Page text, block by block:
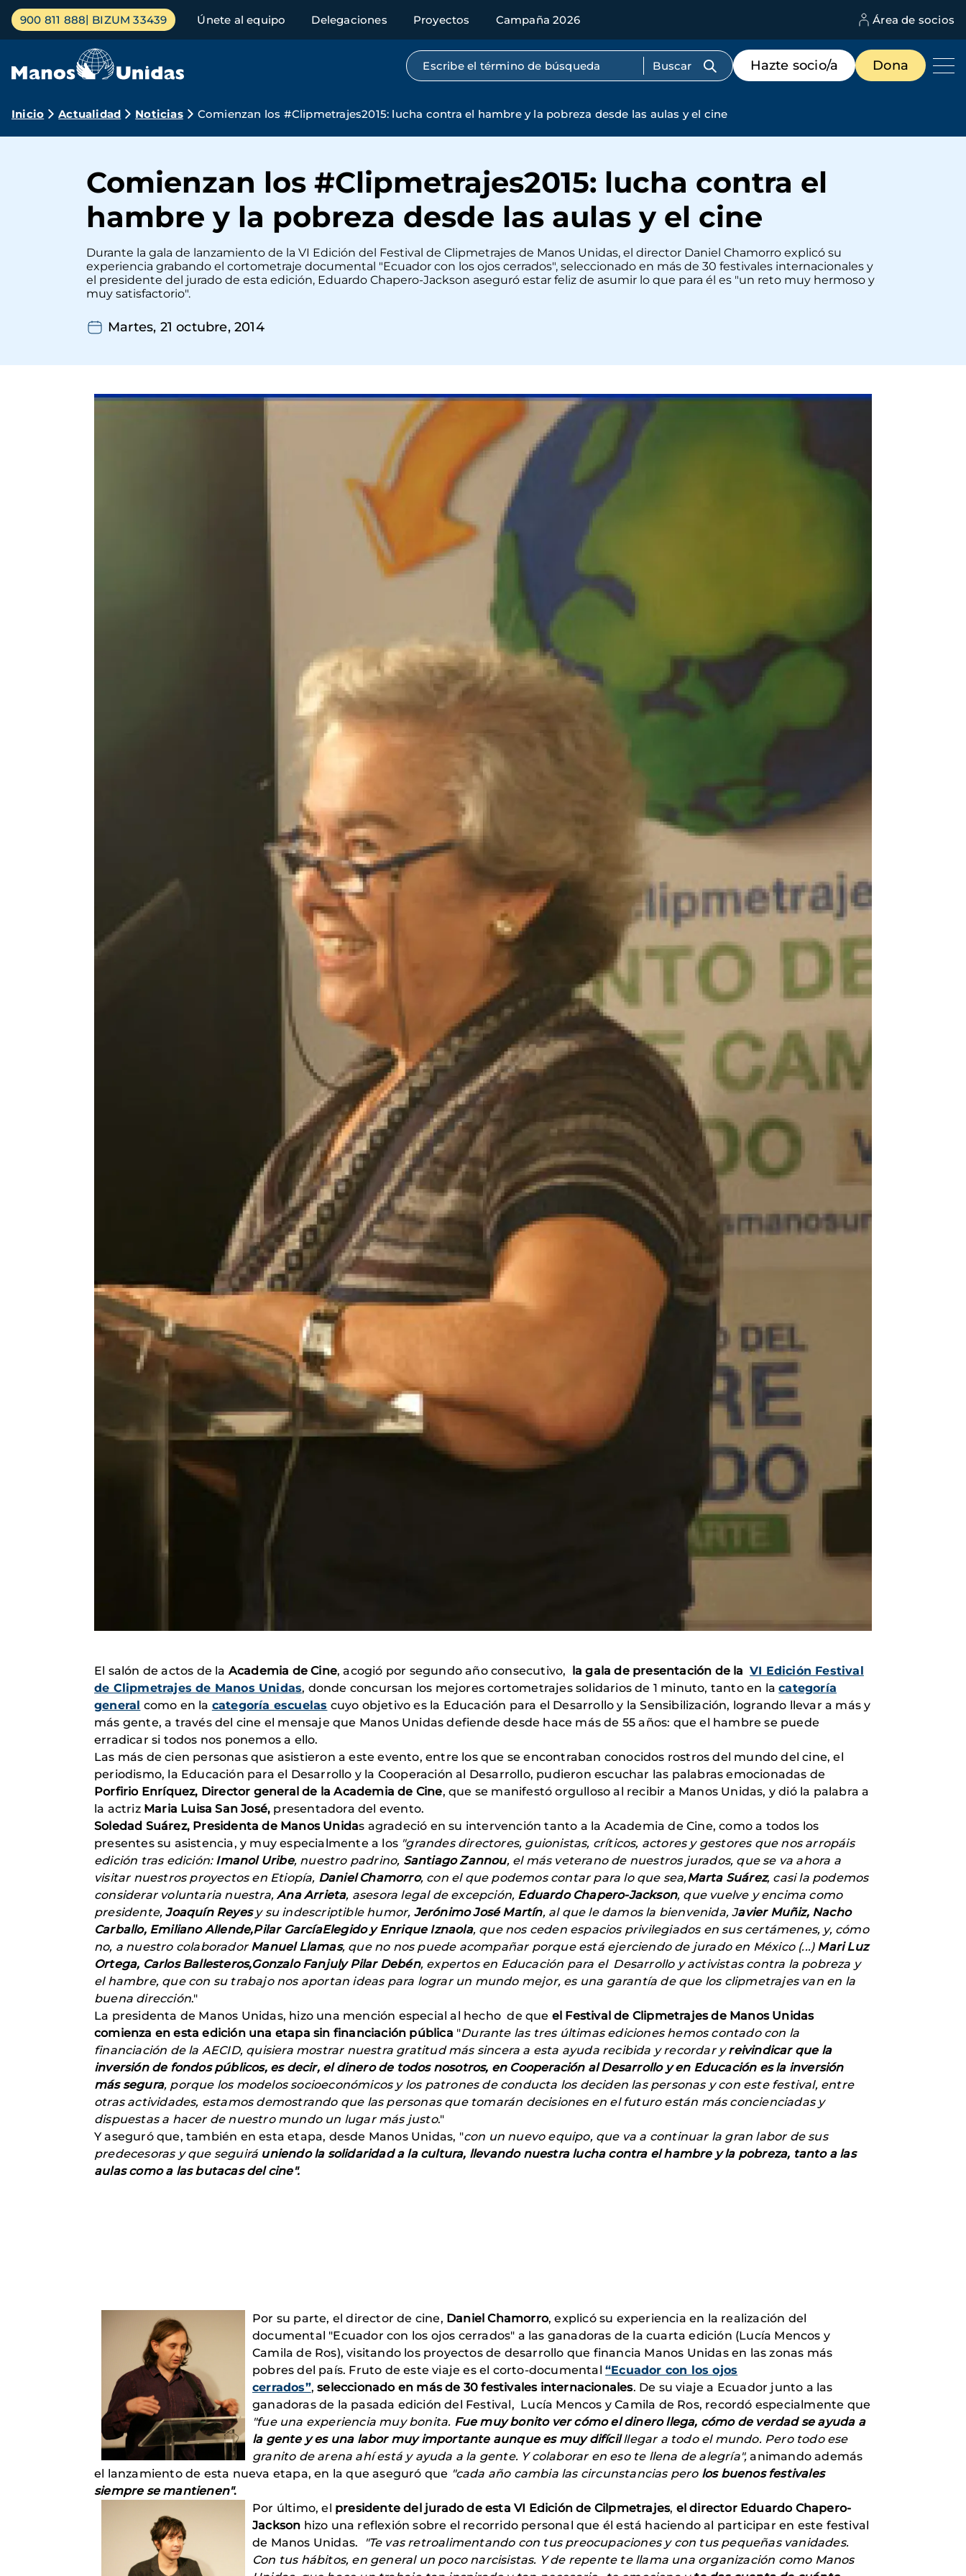
Pasar
contenido
Menú
principal
900 811 888 BIZUM 33439 Únete al equipo Delegaciones Proyectos Campaña 2026 Área de socios
Búsqueda por texto completo
Menú
de
destacados
Hazte socio/a Dona
Ruta
navegación
Inicio Actualidad Noticias Comienzan los #Clipmetrajes2015: lucha contra el hambre y la pobreza desde las aulas y el cine
Comienzan los #Clipmetrajes2015: lucha contra el
hambre y la pobreza desde las aulas y el cine
Durante la gala de lanzamiento de la VI Edición del Festival de Clipmetrajes de Manos Unidas, el director Daniel Chamorro explicó su
experiencia grabando el cortometraje documental "Ecuador con los ojos cerrados", seleccionado en más de 30 festivales internacionales y
el presidente del jurado de esta edición, Eduardo Chapero-Jackson aseguró estar feliz de asumir lo que para él es "un reto muy hermoso y
muy satisfactorio".
Martes, 21 octubre, 2014
El salón de actos de la Academia de Cine, acogió por segundo año consecutivo, la gala de presentación de la VI Edición Festival
de Clipmetrajes de Manos Unidas, donde concursan los mejores cortometrajes solidarios de 1 minuto, tanto en lacategoría
general como en la categoría escuelas cuyo objetivo es la Educación para el Desarrollo y la Sensibilización, logrando llevar a más y
más gente, a través del cine el mensaje que Manos Unidas defiende desde hace más de 55 años: que el hambre se puede
erradicar si todos nos ponemos a ello.
Las más de cien personas que asistieron a este evento, entre los que se encontraban conocidos rostros del mundo del cine, el
periodismo, la Educación para el Desarrollo y la Cooperación al Desarrollo, pudieron escuchar las palabras emocionadas de
Porfirio Enríquez, Director general de la Academia de Cine, que se manifestó orgulloso al recibir a Manos Unidas, y dió la palabra a
la actriz Maria Luisa San José, presentadora del evento.
Soledad Suárez, Presidenta de Manos Unidas agradeció en su intervención tanto a la Academia de Cine, como a todos los
presentes su asistencia, y muy especialmente a los "grandes directores, guionistas, críticos, actores y gestores que nos arropáis
edición tras edición: Imanol Uribe, nuestro padrino, Santiago Zannou, el más veterano de nuestros jurados, que se va ahora a
visitar nuestros proyectos en Etiopía, Daniel Chamorro, con el que podemos contar para lo que sea,Marta Suárez, casi la podemos
considerar voluntaria nuestra,Ana Arrieta, asesora legal de excepción, Eduardo Chapero-Jackson, que vuelve y encima como
presidente,Joaquín Reyesy su indescriptible humor, Jerónimo José Martín, al que le damos la bienvenida, Javier Muñiz, Nacho
Carballo, Emiliano Allende,Pilar GarcíaElegido y Enrique Iznaola, que nos ceden espacios privilegiados en sus certámenes, y, cómo
no, a nuestro colaborador Manuel Llamas, que no nos puede acompañar porque está ejerciendo de jurado en México (...) Mari Luz
Ortega, Carlos Ballesteros,Gonzalo Fanjuly Pilar Debén, expertos en Educación para el Desarrollo y activistas contra la pobreza y
el hambre, que con su trabajo nos aportan ideas para lograr un mundo mejor, es una garantía de que los clipmetrajes van en la
buena dirección."
La presidenta de Manos Unidas, hizo una mención especial al hecho de que el Festival de Clipmetrajes de Manos Unidas
comienza en esta edición una etapa sin financiación pública "Durante las tres últimas ediciones hemos contado con la
financiación de la AECID, quisiera mostrar nuestra gratitud más sincera a esta ayuda recibida y recordar yreivindicar que la
inversión de fondos públicos, es decir, el dinero de todos nosotros, en Cooperación al Desarrollo y en Educación es la inversión
más segura, porque los modelos socioeconómicos y los patrones de conducta los deciden las personas y con este festival, entre
otras actividades, estamos demostrando que las personas que tomarán decisiones en el futuro están más concienciadas y
dispuestas a hacer de nuestro mundo un lugar más justo."
Y aseguró que, también en esta etapa, desde Manos Unidas, "con un nuevo equipo, que va a continuar la gran labor de sus
predecesoras y que seguirá uniendo la solidaridad a la cultura, llevando nuestra lucha contra el hambre y la pobreza, tanto a las
aulas como a las butacas del cine".
Por su parte, el director de cine, Daniel Chamorro, explicó su experiencia en la realización del
documental "Ecuador con los ojos cerrados" a las ganadoras de la cuarta edición (Lucía Mencos y
Camila de Ros), visitando los proyectos de desarrollo que financia Manos Unidas en las zonas más
pobres del país. Fruto de este viaje es el corto-documental“Ecuador con los ojos
cerrados”,seleccionado en más de 30 festivales internacionales. De su viaje a Ecuador junto a las
ganadoras de la pasada edición del Festival, Lucía Mencos y Camila de Ros, recordó especialmente que
"fue una experiencia muy bonita. Fue muy bonito ver cómo el dinero llega, cómo de verdad se ayuda a
la gente y es una labor muy importante aunque es muy difícilllegar a todo el mundo. Pero todo ese
granito de arena ahí está y ayuda a la gente. Y colaborar en eso te llena de alegría",animando además
el lanzamiento de esta nueva etapa, en la que aseguró que "cada año cambia las circunstancias pero los buenos festivales
siempre se mantienen".
Por último, el presidente del jurado de esta VI Edición de Cilpmetrajes, el director Eduardo Chapero-
Jackson hizo una reflexión sobre el recorrido personal que él está haciendo al participar en este festival
de Manos Unidas.
"Te vas retroalimentando con tus preocupaciones y con tus pequeñas vanidades.
Con tus hábitos, en general un poco narcisistas. Y de repente te llama una organización como Manos